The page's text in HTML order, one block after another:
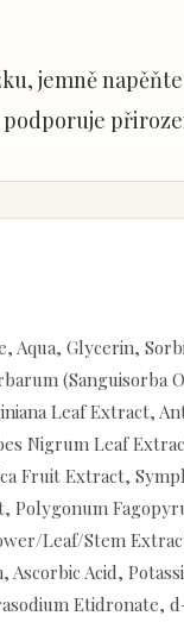
jemně
Aqua, Glycerin,
(Sanguisorba
Leaf Extract,
Nigrum Leaf
Fruit Extract,
Polygonum
Leaf/Stem
Acid,
Etidronate,